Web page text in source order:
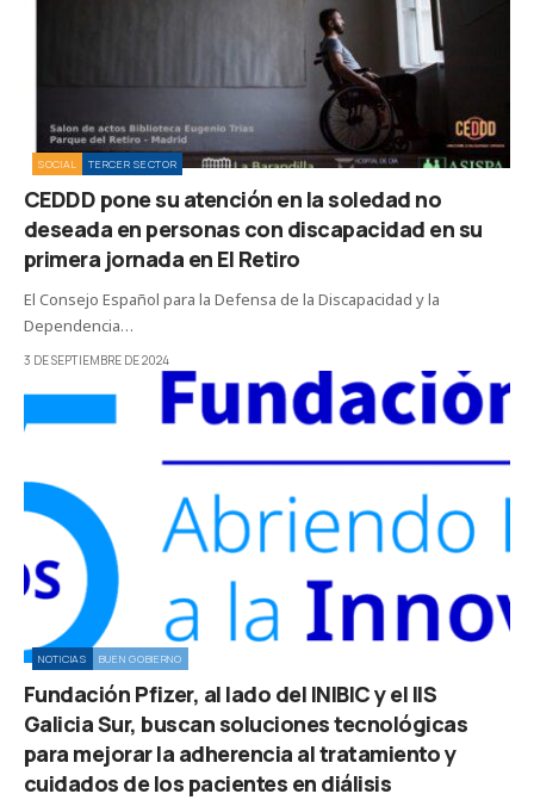
SOCIAL TERCER SECTOR
CEDDD pone su atención en la soledad no
deseada en personas con discapacidad en su
primera jornada en El Retiro
El Consejo Español para la Defensa de la Discapacidad y la
Dependencia…
3 DE SEPTIEMBRE DE 2024
NOTICIAS BUEN GOBIERNO
Fundación Pfizer, al lado del INIBIC y el IIS
Galicia Sur, buscan soluciones tecnológicas
para mejorar la adherencia al tratamiento y
cuidados de los pacientes en diálisis